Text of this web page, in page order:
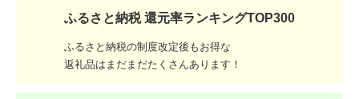
ふるさと納税 還元率ランキングTOP300
ふるさと納税の制度改定後もお得な
返礼品はまだまだたくさんあります！